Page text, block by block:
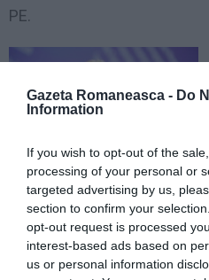
Gazeta Romaneasca - Do
Information
If you wish to opt-out of the
processing of your personal or
targeted advertising by us,
section to confirm your
opt-out request is processed
interest-based ads based on
us or personal information
PE.
ultimele zile ameninţă
la Schengen”, a declarat
Times.